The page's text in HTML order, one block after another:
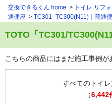
交換できるくん home トイレ リフ
通便座
TC301_TC300(N11)｜普通
TOTO「TC301/
こちらの商品にはまだ施工事例が
すべてのトイ
（6,442